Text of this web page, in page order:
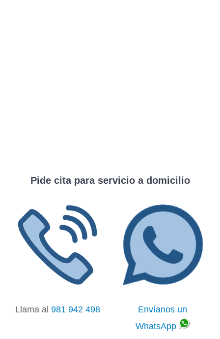
Pide cita para servicio a domicilio
Llama al 981 942 498
Envíanos un
WhatsApp